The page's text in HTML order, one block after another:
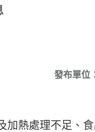
發布單位
熱處理不足、